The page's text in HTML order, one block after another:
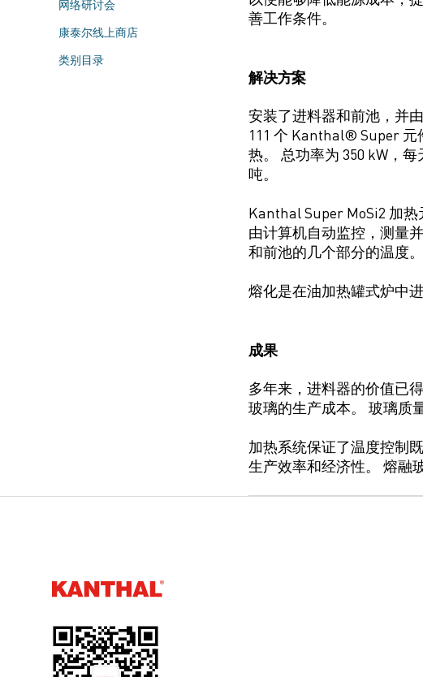
网络研讨会
康泰尔线上商店
类别目录
善工作条件。
解决方案
安装了进料器和前池，并由
111 个 Kanthal® Super 元
热。 总功率为 350 kW，每
吨。
Kanthal Super MoSi2 加热
由计算机自动监控，测量
和前池的几个部分的温度。
熔化是在油加热罐式炉中
成果
多年来，进料器的价值已
玻璃的生产成本。 玻璃质
加热系统保证了温度控制
生产效率和经济性。 熔融
Kanthal®